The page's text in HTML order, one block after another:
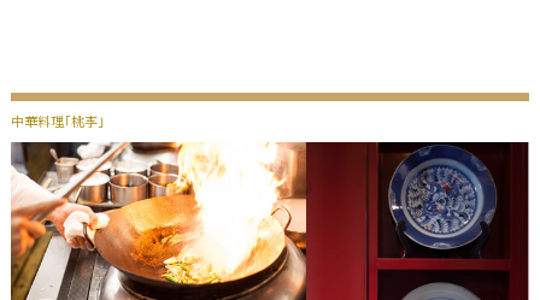
中華料理「桃李」